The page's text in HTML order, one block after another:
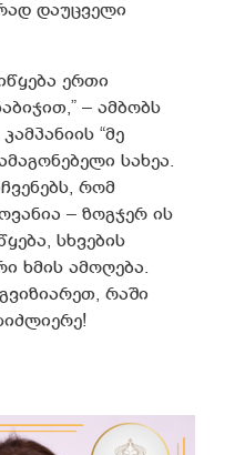
დაუცველი
ერთი
– ამბობს
“მე
სახეა.
რომ
– ზოგჯერ ის
სხვების
ხმის ამოღება.
რაში